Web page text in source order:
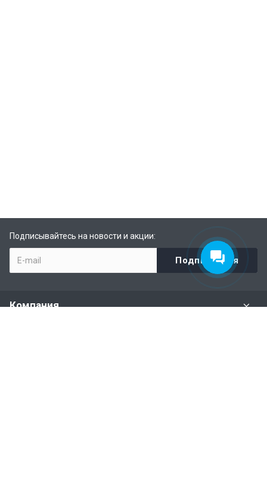
Подписывайтесь на новости и акции:
Компания